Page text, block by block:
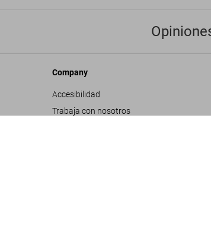
Company
Accesibilidad
Trabaja con nosotros